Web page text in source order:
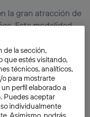
la gran atracción de
Esta modalidad
equipos del
Cloud9, uno de
gaming,
of Mind’para
de la sección,
que estés visitando,
técnicos, analíticos,
o para mostrarte
perfil elaborado a
Puedes aceptar
individualmente
Asimismo, podrás